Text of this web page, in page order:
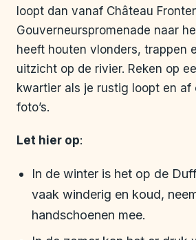
loopt dan vanaf Château
Gouverneurspromenade naar
heeft houten vlonders, trappen
uitzicht op de rivier. Reken op
kwartier als je rustig loopt en
foto’s.
Let hier op:
In de winter is het op de
vaak winderig en koud,
handschoenen mee.